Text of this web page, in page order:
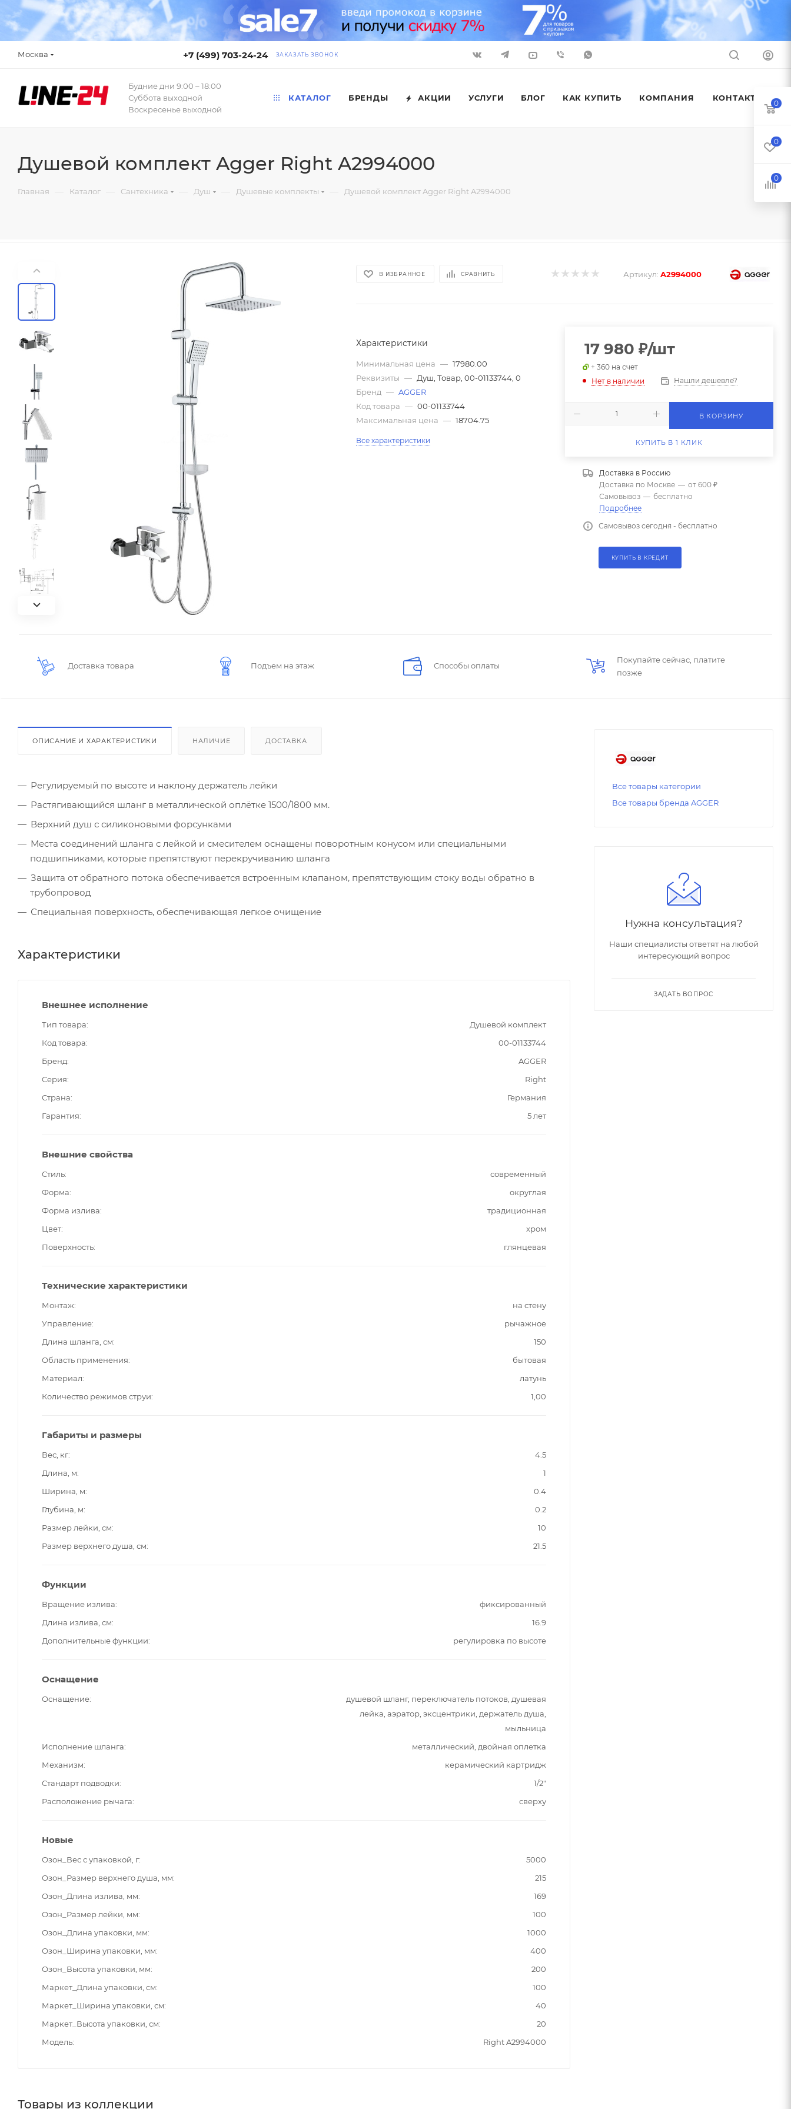
Москва +7 (499) 703-24-24 ЗАКАЗАТЬ ЗВОНОК
Будние дни 9:00 – 18:00
Суббота выходной
Воскресенье выходной
КАТАЛОГ БРЕНДЫ АКЦИИ УСЛУГИ БЛОГ КАК КУПИТЬ КОМПАНИЯ КОНТАКТЫ
Душевой комплект Agger Right A2994000
Главная — Каталог — Сантехника — Душ — Душевые комплекты — Душевой комплект Agger Right A2994000
В ИЗБРАННОЕ СРАВНИТЬ Артикул: A2994000
Характеристики
Минимальная цена — 17980.00
Реквизиты — Душ, Товар, 00-01133744, 0
Бренд — AGGER
Код товара — 00-01133744
Максимальная цена — 18704.75
Все характеристики
17 980 ₽/шт
+ 360 на счет
Нет в наличии
Нашли дешевле?
В КОРЗИНУ
КУПИТЬ В 1 КЛИК
Доставка в Россию
Доставка по Москве — от 600 ₽
Самовывоз — бесплатно
Подробнее
Самовывоз сегодня - бесплатно
КУПИТЬ В КРЕДИТ
Доставка товара Подъем на этаж Способы оплаты
Покупайте сейчас, платите
позже
ОПИСАНИЕ И ХАРАКТЕРИСТИКИ НАЛИЧИЕ ДОСТАВКА
Регулируемый по высоте и наклону держатель лейки
Растягивающийся шланг в металлической оплётке 1500/1800 мм.
Верхний душ с силиконовыми форсунками
Места соединений шланга с лейкой и смесителем оснащены поворотным конусом или специальными
подшипниками, которые препятствуют перекручиванию шланга
Защита от обратного потока обеспечивается встроенным клапаном, препятствующим стоку воды обратно в
трубопровод
Специальная поверхность, обеспечивающая легкое очищение
Характеристики
Внешнее исполнение
Тип товара
Душевой комплект
Код товара
00-01133744
Бренд
AGGER
Серия
Right
Страна
Германия
Гарантия
5 лет
Внешние свойства
Стиль
современный
Форма
округлая
Форма излива
традиционная
Цвет
хром
Поверхность
глянцевая
Технические характеристики
Монтаж
на стену
Управление
рычажное
Длина шланга, см
150
Область применения
бытовая
Материал
латунь
Количество режимов струи
1,00
Габариты и размеры
Вес, кг
4.5
Длина, м
1
Ширина, м
0.4
Глубина, м
0.2
Размер лейки, см
10
Размер верхнего душа, см
21.5
Функции
Вращение излива
фиксированный
Длина излива, см
16.9
Дополнительные функции
регулировка по высоте
Оснащение
Оснащение
душевой шланг, переключатель потоков, душевая
лейка, аэратор, эксцентрики, держатель душа,
мыльница
Исполнение шланга
металлический, двойная оплетка
Механизм
керамический картридж
Стандарт подводки
1/2"
Расположение рычага
сверху
Новые
Озон_Вес с упаковкой, г
5000
Озон_Размер верхнего душа, мм
215
Озон_Длина излива, мм
169
Озон_Размер лейки, мм
100
Озон_Длина упаковки, мм
1000
Озон_Ширина упаковки, мм
400
Озон_Высота упаковки, мм
200
Маркет_Длина упаковки, см
100
Маркет_Ширина упаковки, см
40
Маркет_Высота упаковки, см
20
Модель
Right A2994000
Товары из коллекции
Все товары категории
Все товары бренда AGGER
Нужна консультация?
Наши специалисты ответят на любой
интересующий вопрос
ЗАДАТЬ ВОПРОС
0
0
0